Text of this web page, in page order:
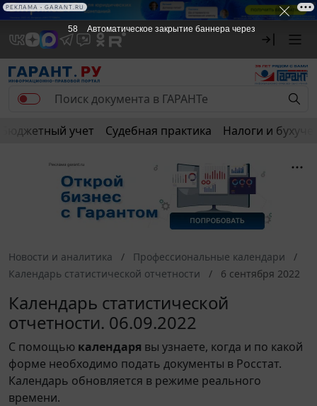
Бюджетный учет Судебная практика Налоги и
Новости и аналитика
Профессиональные календари
Календарь статистической отчетности
6 сентября 2022
Календарь статистической
отчетности. 06.09.2022
С помощью календаря вы узнаете, когда и по какой
форме необходимо подать документы в Росстат.
Календарь обновляется в режиме реального
времени.
57 Автоматическое закрытие баннера через
РЕКЛАМА • GARANT.RU